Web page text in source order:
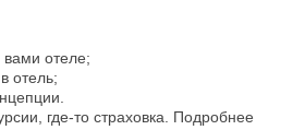
отеле;
отель;
где-то страховка. Подробнее